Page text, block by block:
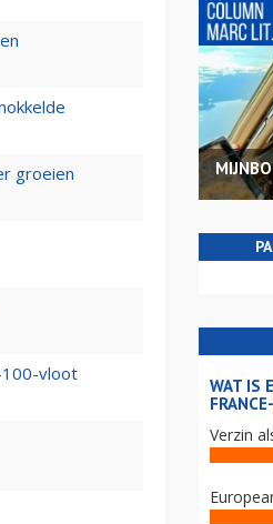
groeien
100-vloot
WAT IS
Verzin